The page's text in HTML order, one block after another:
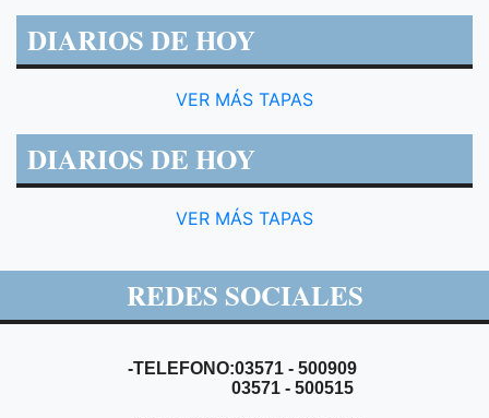
DIARIOS DE HOY
VER MÁS TAPAS
DIARIOS DE HOY
VER MÁS TAPAS
REDES SOCIALES
-TELEFONO:03571 - 500909
03571 - 500515